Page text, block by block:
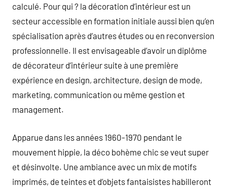
calculé. Pour qui ? la décoration d’intérieur est un
secteur accessible en formation initiale aussi bien qu’en
spécialisation après d’autres études ou en reconversion
professionnelle. Il est envisageable d’avoir un diplôme
de décorateur d’intérieur suite à une première
expérience en design, architecture, design de mode,
marketing, communication ou même gestion et
management.
Apparue dans les années 1960-1970 pendant le
mouvement hippie, la déco bohème chic se veut super
et désinvolte. Une ambiance avec un mix de motifs
imprimés, de teintes et d’objets fantaisistes habilleront